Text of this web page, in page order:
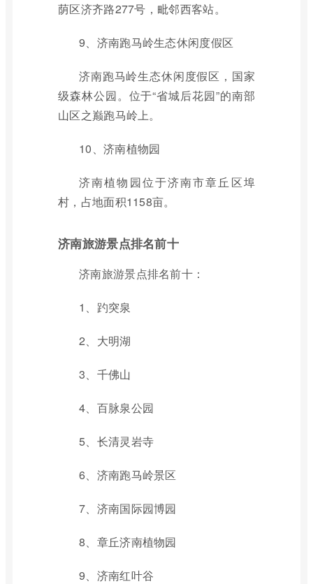
荫区济齐路277号，毗邻西客站。
9、济南跑马岭生态休闲度假区
济南跑马岭生态休闲度假区，国家
级森林公园。位于“省城后花园”的南部
山区之巅跑马岭上。
10、济南植物园
济南植物园位于济南市章丘区埠
村，占地面积1158亩。
济南旅游景点排名前十
济南旅游景点排名前十：
1、趵突泉
2、大明湖
3、千佛山
4、百脉泉公园
5、长清灵岩寺
6、济南跑马岭景区
7、济南国际园博园
8、章丘济南植物园
9、济南红叶谷